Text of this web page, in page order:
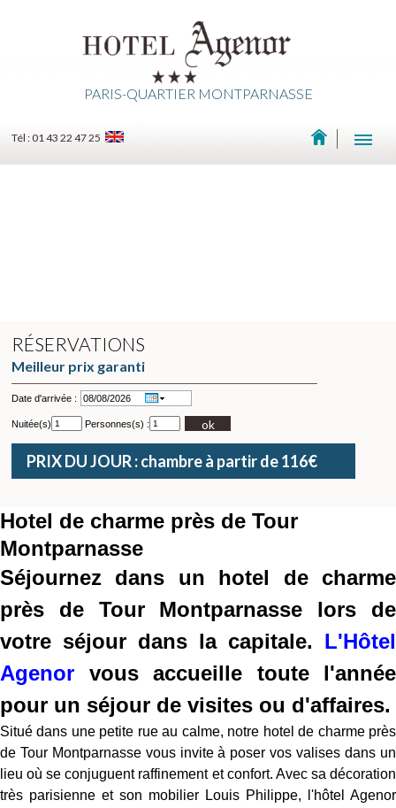
PARIS-QUARTIER MONTPARNASSE
Tél : 01 43 22 47 25
RÉSERVATIONS
Meilleur prix garanti
Date d'arrivée :
Nuitée(s) Personnes(s) : ok
PRIX DU JOUR : chambre à partir de 116€
Hotel de charme près de Tour
Montparnasse
Séjournez dans un hotel de charme
près de Tour Montparnasse lors de
votre séjour dans la capitale. L'Hôtel
Agenor vous accueille toute l'année
pour un séjour de visites ou d'affaires.
Situé dans une petite rue au calme, notre hotel de charme près
de Tour Montparnasse vous invite à poser vos valises dans un
lieu où se conjuguent raffinement et confort. Avec sa décoration
très parisienne et son mobilier Louis Philippe, l'hôtel Agenor